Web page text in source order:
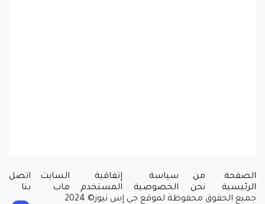
الصفحة
الرئيسية
من
نحن
سياسة
الخصوصية
إتفاقية
المستخدم
السايت
ماب
اتصل
بنا
جميع الحقوق محفوظة لموقع جي إس نيوز© 2024